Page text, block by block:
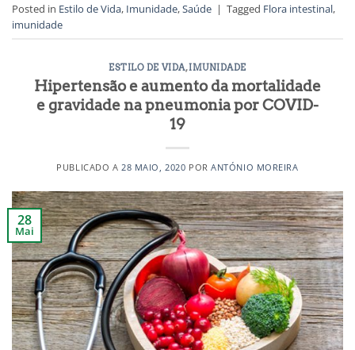
Posted in Estilo de Vida, Imunidade,Saúde | Tagged Flora intestinal,
imunidade
ESTILO DE VIDA,IMUNIDADE
Hipertensão e aumento da mortalidade
e gravidade na pneumonia por COVID-
19
PUBLICADO A 28 MAIO, 2020 PORANTÓNIO MOREIRA
28
Mai